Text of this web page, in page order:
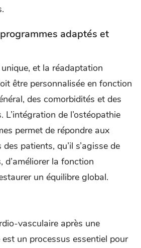
adaptés et
et la réadaptation
être personnalisée en fonction
des comorbidités et des
de l’ostéopathie
permet de répondre aux
patients, qu’il s’agisse de
d’améliorer la fonction
un équilibre global.
vasculaire après une
un processus essentiel pour